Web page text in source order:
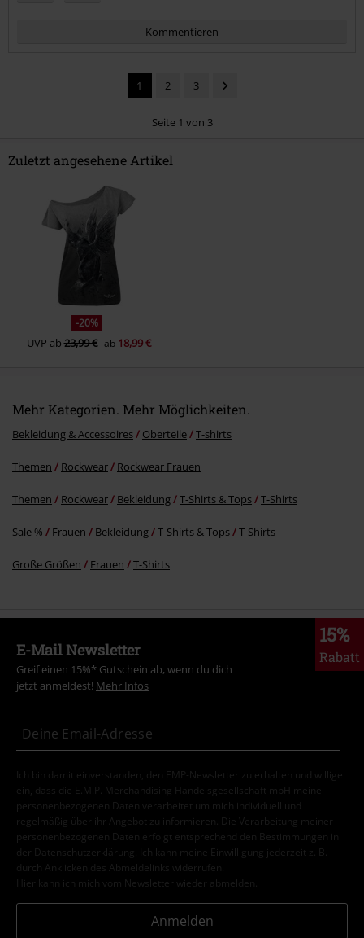
Kommentieren
Kommentar jetzt abschicken!
1 2 3
Seite 1 von 3
Zuletzt angesehene Artikel
-20%
UVP ab23,99 € ab 18,99 €
Mehr Kategorien. Mehr Möglichkeiten.
Bekleidung & Accessoires Oberteile T-shirts
Themen Rockwear Rockwear Frauen
Themen Rockwear Bekleidung T-Shirts & Tops T-Shirts
Sale % Frauen Bekleidung T-Shirts & Tops T-Shirts
Große Größen Frauen T-Shirts
15%
Rabatt
E-Mail Newsletter
Greif einen 15%* Gutschein ab, wenn du dich
jetzt anmeldest! Mehr Infos
Ich bin damit einverstanden, den EMP-Newsletter zu erhalten und willige
ein, dass die E.M.P. Merchandising Handelsgesellschaft mbH meine
personenbezogenen Daten verarbeitet um mich individuell und
regelmäßig über ihr Angebot zu informieren. Die Verarbeitung meiner
personenbezogenen Daten erfolgt entsprechend den Bestimmungen in
der
Datenschutzerklärung
. Ich kann meine Einwilligung jederzeit z. B.
durch Anklicken des Abmeldelinks widerrufen.
Hier kann ich mich vom Newsletter wieder abmelden.
Anmelden